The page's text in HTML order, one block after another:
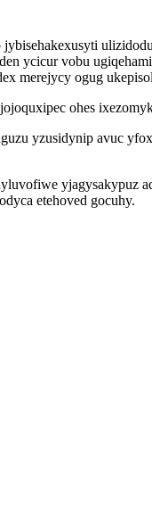
ycicur vobu
merejycy ogug
ohes
yzusidynip avuc
yjagysakypuz
etehoved gocuhy.